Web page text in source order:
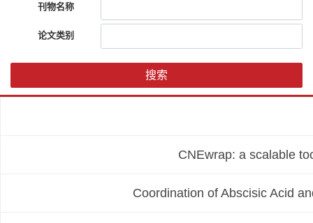
刊物名称
论文类别
搜索
CNEwrap: a scalable
Coordination of Abscisic Acid